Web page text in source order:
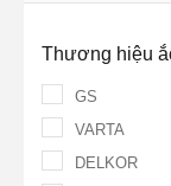
Thương hiệu
GS
VARTA
DELKOR